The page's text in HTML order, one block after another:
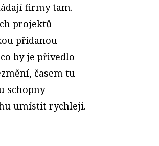
firmy tam.
projektů
přidanou
by je přivedlo
časem tu
schopny
umístit rychleji.